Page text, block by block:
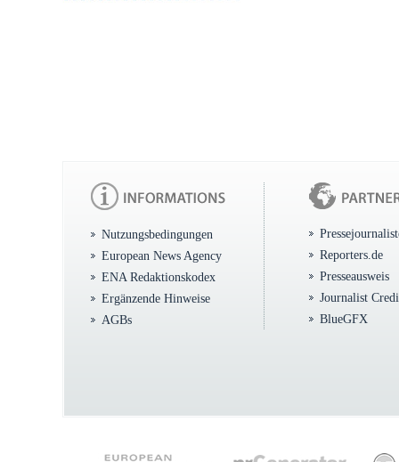
Nutzungsbedingungen
European News Agency
ENA Redaktionskodex
Ergänzende Hinweise
AGBs
Reporters.de
Presseausweis
Journalist
BlueGFX